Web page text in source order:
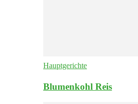
Hauptgerichte
Blumenkohl Reis